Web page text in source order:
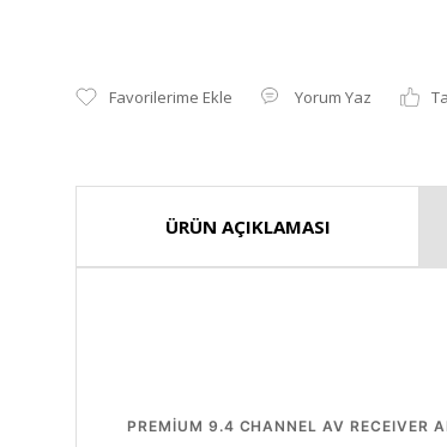
Yorum Yaz
ÜRÜN AÇIKLAMASI
PREMIUM 9.4 CHANNEL AV RECEIVER